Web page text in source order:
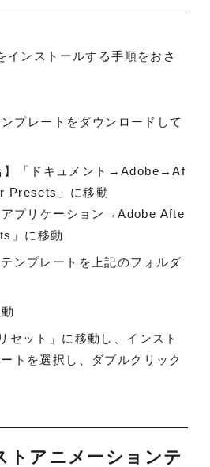
インストールする手順をおさ
プレートをダウンロードして
】「ドキュメント→Adobe→Af
」に移動
アプリケーション→Adobe Afte
」に移動
ンプレートを上記のフォルダ
セット」に移動し、インスト
トを選択し、ダブルクリック
トアニメーションテ